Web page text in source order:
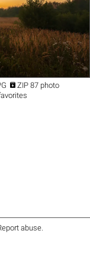
 ZIP 87 photo
abuse.